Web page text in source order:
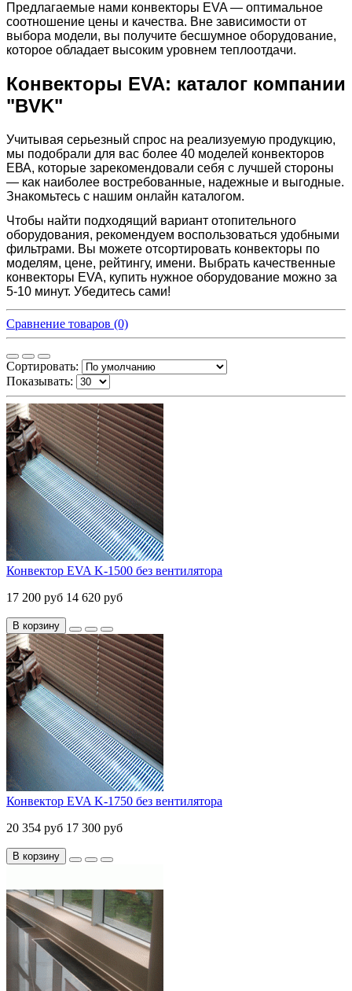
Предлагаемые нами конвекторы EVA — оптимальное
соотношение цены и качества. Вне зависимости от
выбора модели, вы получите бесшумное оборудование,
которое обладает высоким уровнем теплоотдачи.
Конвекторы EVA: каталог компании
"BVK"
Учитывая серьезный спрос на реализуемую продукцию,
мы подобрали для вас более 40 моделей конвекторов
ЕВА, которые зарекомендовали себя с лучшей стороны
— как наиболее востребованные, надежные и выгодные.
Знакомьтесь с нашим онлайн каталогом.
Чтобы найти подходящий вариант отопительного
оборудования, рекомендуем воспользоваться удобными
фильтрами. Вы можете отсортировать конвекторы по
моделям, цене, рейтингу, имени. Выбрать качественные
конвекторы EVA, купить нужное оборудование можно за
5-10 минут. Убедитесь сами!
Сравнение товаров (0)
Сортировать:
Показывать:
Конвектор EVA K-1500 без вентилятора
17 200 руб 14 620 руб
В корзину
Конвектор EVA K-1750 без вентилятора
20 354 руб 17 300 руб
В корзину